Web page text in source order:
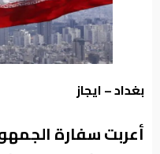
بغداد – ايجاز
أعربت سفارة